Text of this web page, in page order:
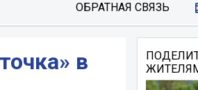
ОБРАТНАЯ СВЯЗЬ
в